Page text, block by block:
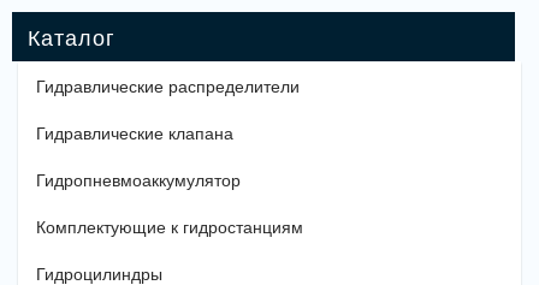
Гидравлические распределители
Гидравлические клапана
Гидропневмоаккумулятор
Комплектующие к гидростанциям
Гидроцилиндры